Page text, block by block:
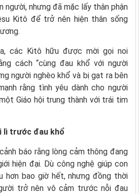
người, nhưng đã mặc lấy thân phận
Kitô để trở nên hiện thân sống
các Kitô hữu được mời gọi noi
cách “cùng đau khổ với người
người nghèo khổ và bị gạt ra bên
rằng tình yêu dành cho người
Giáo hội trung thành với trái tim
lì trước đau khổ
báo rằng lòng cảm thông đang
hiện đại. Dù công nghệ giúp con
hơn bao giờ hết, nhưng đồng thời
trở nên vô cảm trước nỗi đau